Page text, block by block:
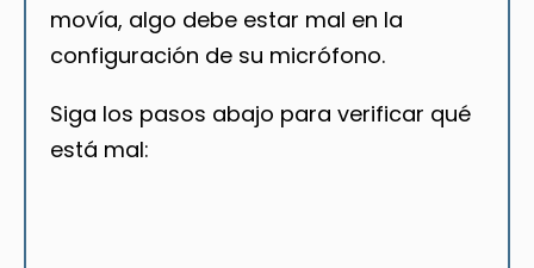
movía, algo debe estar mal en la
configuración de su micrófono.
Siga los pasos abajo para verificar qué
está mal: